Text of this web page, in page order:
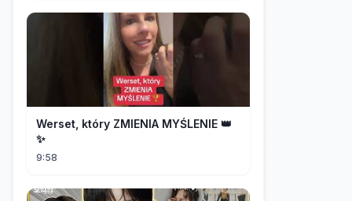
Werset, który ZMIENIA MYŚLENIE 👑
✨
9:58